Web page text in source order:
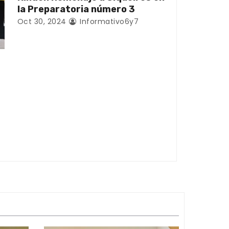
la Preparatoria número 3
Oct 30, 2024 Informativo6y7